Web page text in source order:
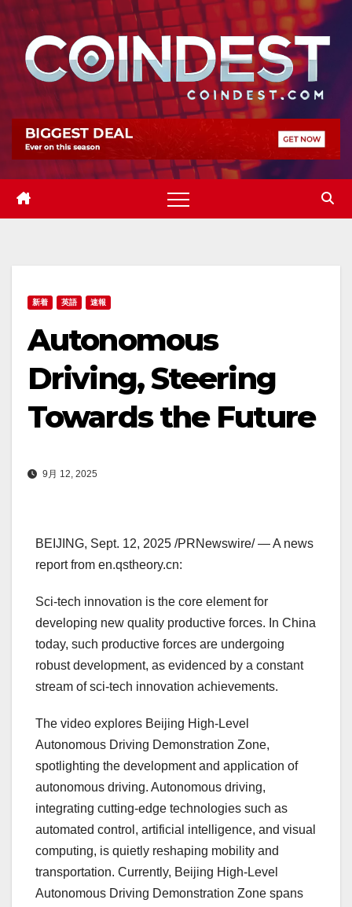
Skip
content
新着 英語 速報
Autonomous
Driving, Steering
Towards the Future
9月 12, 2025
BEIJING, Sept. 12, 2025 /PRNewswire/ — A news
report from en.qstheory.cn:
Sci-tech innovation is the core element for
developing new quality productive forces. In China
today, such productive forces are undergoing
robust development, as evidenced by a constant
stream of sci-tech innovation achievements.
The video explores Beijing High-Level
Autonomous Driving Demonstration Zone,
spotlighting the development and application of
autonomous driving. Autonomous driving,
integrating cutting-edge technologies such as
automated control, artificial intelligence, and visual
computing, is quietly reshaping mobility and
transportation. Currently, Beijing High-Level
Autonomous Driving Demonstration Zone spans